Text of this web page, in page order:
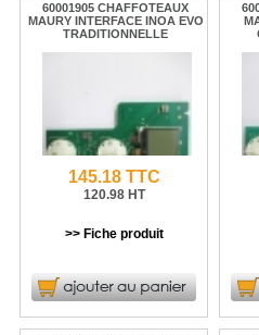
60001905 CHAFFOTEAUX
MAURY INTERFACE INOA EVO
TRADITIONNELLE
145.18 TTC
120.98 HT
>> Fiche produit